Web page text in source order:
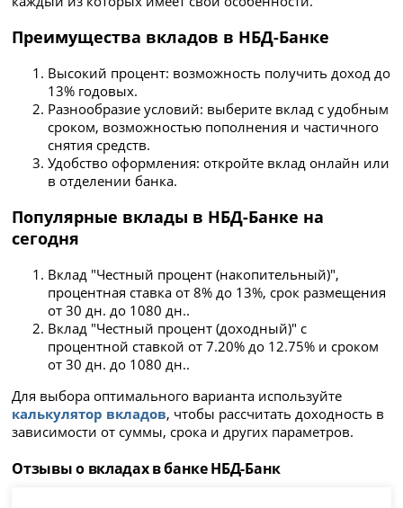
Преимущества вкладов в НБД-Банке
Высокий процент: возможность получить доход до
13% годовых.
Разнообразие условий: выберите вклад с удобным
сроком, возможностью пополнения и частичного
снятия средств.
Удобство оформления: откройте вклад онлайн или
в отделении банка.
Популярные вклады в НБД-Банке на
сегодня
Вклад "Честный процент (накопительный)",
процентная ставка от 8% до 13%, срок размещения
от 30 дн. до 1080 дн..
Вклад "Честный процент (доходный)" с
процентной ставкой от 7.20% до 12.75% и сроком
от 30 дн. до 1080 дн..
Для выбора оптимального варианта используйте
калькулятор вкладов, чтобы рассчитать доходность в
зависимости от суммы, срока и других параметров.
Отзывы о вкладах в банке НБД-Банк